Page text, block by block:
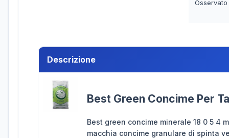
Descrizione
Best Green Concime Per
Best green concime minerale 18 0 5 4
macchia concime granulare di spinta